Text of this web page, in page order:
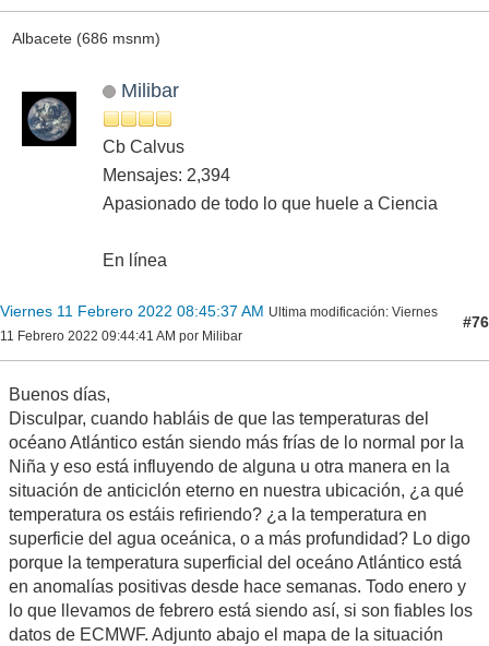
Albacete (686 msnm)
Milibar
Cb Calvus
Mensajes: 2,394
Apasionado de todo lo que huele a Ciencia
En línea
Viernes 11 Febrero 2022 08:45:37 AM Ultima modificación: Viernes
11 Febrero 2022 09:44:41 AM por Milibar
#76
Buenos días,
Disculpar, cuando habláis de que las temperaturas del
océano Atlántico están siendo más frías de lo normal por la
Niña y eso está influyendo de alguna u otra manera en la
situación de anticiclón eterno en nuestra ubicación, ¿a qué
temperatura os estáis refiriendo? ¿a la temperatura en
superficie del agua oceánica, o a más profundidad? Lo digo
porque la temperatura superficial del oceáno Atlántico está
en anomalías positivas desde hace semanas. Todo enero y
lo que llevamos de febrero está siendo así, si son fiables los
datos de ECMWF. Adjunto abajo el mapa de la situación